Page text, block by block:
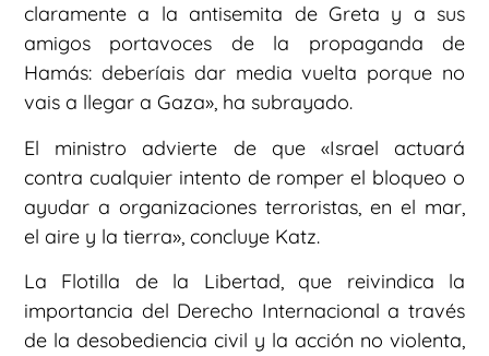
claramente a la antisemita de Greta y a sus
amigos portavoces de la propaganda de
Hamás: deberíais dar media vuelta porque no
vais a llegar a Gaza», ha subrayado.
El ministro advierte de que «Israel actuará
contra cualquier intento de romper el bloqueo o
ayudar a organizaciones terroristas, en el mar,
el aire y la tierra», concluye Katz.
La Flotilla de la Libertad, que reivindica la
importancia del Derecho Internacional a través
de la desobediencia civil y la acción no violenta,